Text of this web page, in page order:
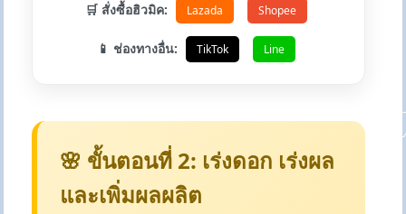
🛒 สั่งซื้อฮิวมิค: Lazada Shopee
📱 ช่องทางอื่น: TikTok Line
🌸 ขั้นตอนที่ 2: เร่งดอก เร่งผล
และเพิ่มผลผลิต